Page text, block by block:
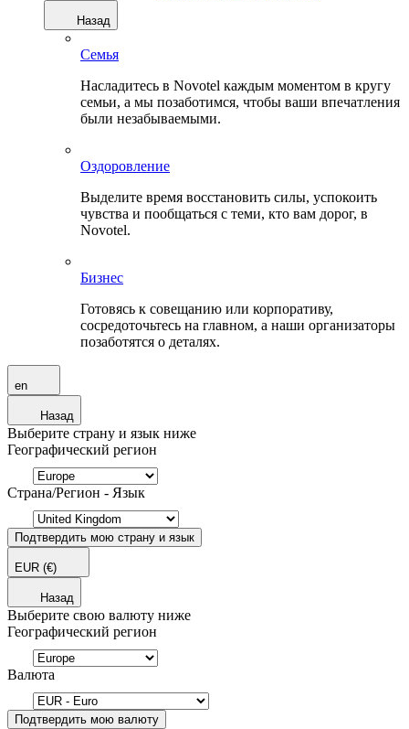
Назад
Семья
Насладитесь в Novotel каждым моментом в кругу
семьи, а мы позаботимся, чтобы ваши впечатления
были незабываемыми.
Оздоровление
Выделите время восстановить силы, успокоить
чувства и пообщаться с теми, кто вам дорог, в
Novotel.
Бизнес
Готовясь к совещанию или корпоративу,
сосредоточьтесь на главном, а наши организаторы
позаботятся о деталях.
en
Назад
Выберите страну и язык ниже
Географический регион
Страна/Регион - Язык
Подтвердить мою страну и язык
EUR (€)
Назад
Выберите свою валюту ниже
Географический регион
Валюта
Подтвердить мою валюту